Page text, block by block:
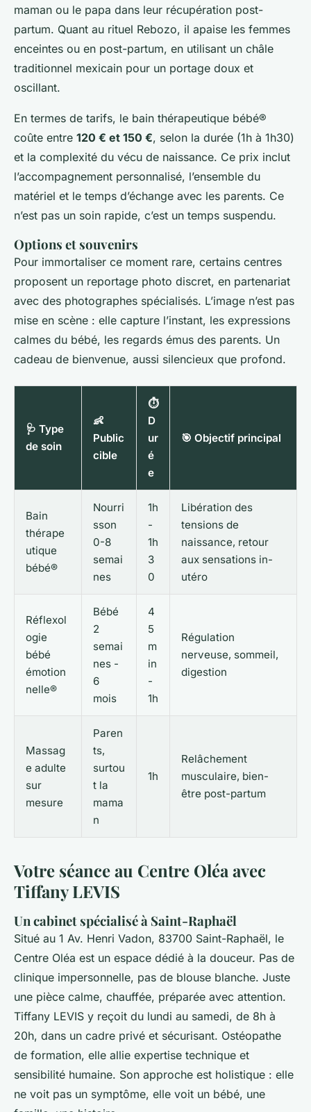
maman ou le papa dans leur récupération post-
partum. Quant au rituel Rebozo, il apaise les femmes
enceintes ou en post-partum, en utilisant un châle
traditionnel mexicain pour un portage doux et
oscillant.
En termes de tarifs, le bain thérapeutique bébé®
coûte entre 120 € et 150 €, selon la durée (1h à 1h30)
et la complexité du vécu de naissance. Ce prix inclut
l’accompagnement personnalisé, l’ensemble du
matériel et le temps d’échange avec les parents. Ce
n’est pas un soin rapide, c’est un temps suspendu.
Options et souvenirs
Pour immortaliser ce moment rare, certains centres
proposent un reportage photo discret, en partenariat
avec des photographes spécialisés. L’image n’est pas
mise en scène : elle capture l’instant, les expressions
calmes du bébé, les regards émus des parents. Un
cadeau de bienvenue, aussi silencieux que profond.
🩺 Type
de soin
👶
Public
cible
⏱️
D
ur
é
e
🎯 Objectif principal
Bain
thérape
utique
bébé®
Nourri
sson
0-8
semai
nes
1h
-
1h
3
0
Libération des
tensions de
naissance, retour
aux sensations in-
utéro
Réflexol
ogie
bébé
émotion
nelle®
Bébé
2
semai
nes -
6
mois
4
5
m
in
-
1h
Régulation
nerveuse, sommeil,
digestion
Massag
e adulte
sur
mesure
Paren
ts,
surtou
t la
mama
n
1h
Relâchement
musculaire, bien-
être post-partum
Votre séance au Centre Oléa avec
Tiffany LEVIS
Un cabinet spécialisé à Saint-Raphaël
Situé au 1 Av. Henri Vadon, 83700 Saint-Raphaël, le
Centre Oléa est un espace dédié à la douceur. Pas de
clinique impersonnelle, pas de blouse blanche. Juste
une pièce calme, chauffée, préparée avec attention.
Tiffany LEVIS y reçoit du lundi au samedi, de 8h à
20h, dans un cadre privé et sécurisant. Ostéopathe
de formation, elle allie expertise technique et
sensibilité humaine. Son approche est holistique : elle
ne voit pas un symptôme, elle voit un bébé, une